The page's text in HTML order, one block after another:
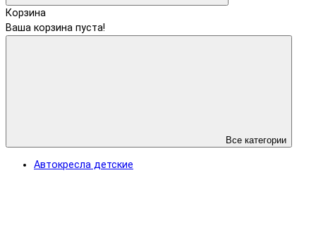
Корзина
Ваша корзина пуста!
Все категории
Автокресла детские